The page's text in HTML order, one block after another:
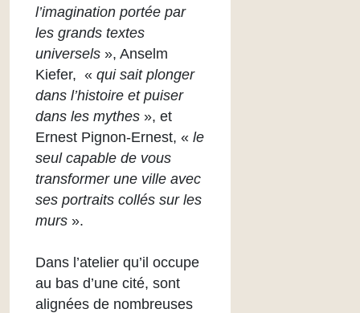
l’imagination portée par
les grands textes
universels », Anselm
Kiefer, « qui sait plonger
dans l’histoire et puiser
dans les mythes », et
Ernest Pignon-Ernest, « le
seul capable de vous
transformer une ville avec
ses portraits collés sur les
murs ».
Dans l’atelier qu’il occupe
au bas d’une cité, sont
alignées de nombreuses